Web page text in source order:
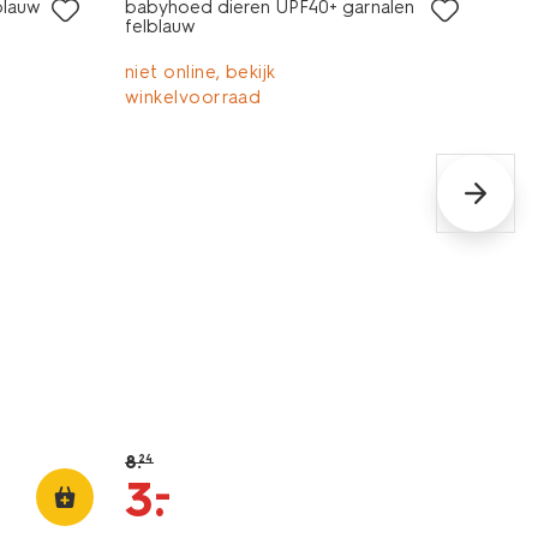
babyhoed dieren UPF40+ garnalen
felblauw
niet online, bekijk
winkelvoorraad
8.24
3.
–